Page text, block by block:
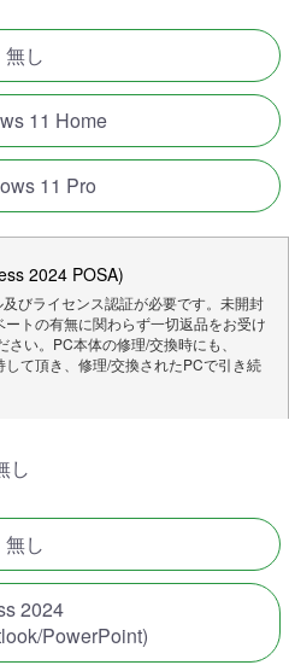
無し
11 Home
11 Pro
2024 POSA)
びライセンス認証が必要です。未開封
トの有無に関わらず一切返品をお受け
い。PC本体の修理/交換時にも、
て頂き、修理/交換されたPCで引き続
し
無し
2024
PowerPoint)